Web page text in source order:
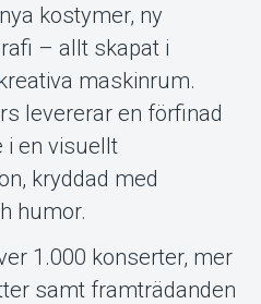
kostymer, ny
– allt skapat i
maskinrum.
levererar en förfinad
i en visuellt
kryddad med
humor.
1.000 konserter, mer
samt framträdanden